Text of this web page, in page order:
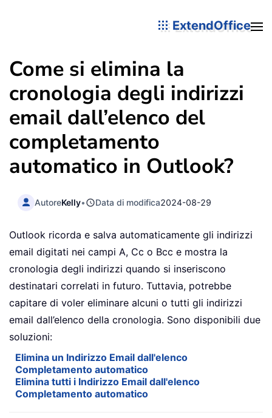
ExtendOffice
Come si elimina la
cronologia degli indirizzi
email dall’elenco del
completamento
automatico in Outlook?
AutoreKelly• Data di modifica2024-08-29
Outlook ricorda e salva automaticamente gli indirizzi
email digitati nei campi A, Cc o Bcc e mostra la
cronologia degli indirizzi quando si inseriscono
destinatari correlati in futuro. Tuttavia, potrebbe
capitare di voler eliminare alcuni o tutti gli indirizzi
email dall’elenco della cronologia. Sono disponibili due
soluzioni:
Elimina un Indirizzo Email dall'elenco
Completamento automatico
Elimina tutti i Indirizzo Email dall'elenco
Completamento automatico